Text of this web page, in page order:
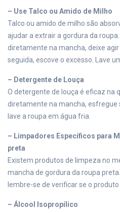
– Use Talco ou Amido de Milho
Talco ou amido de milho são
ajudar a extrair a gordura da
diretamente na mancha, deixe
seguida, escove o excesso. Lave
– Detergente de Louça
O detergente de louça é eficaz na
diretamente na mancha, esfregue
lave a roupa em água fria.
– Limpadores Específicos para
preta
Existem produtos de limpeza no
mancha de gordura da roupa
lembre-se de verificar se o
– Álcool Isopropílico